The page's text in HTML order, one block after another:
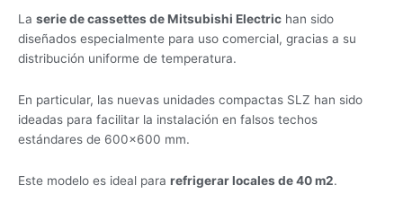
La serie de cassettes de Mitsubishi Electric han sido
diseñados especialmente para uso comercial, gracias a su
distribución uniforme de temperatura.
En particular, las nuevas unidades compactas SLZ han sido
ideadas para facilitar la instalación en falsos techos
estándares de 600×600 mm.
Este modelo es ideal para refrigerar locales de 40 m2.